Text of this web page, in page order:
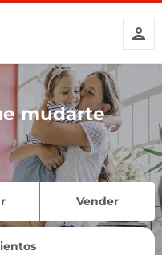
mudarte
Vender